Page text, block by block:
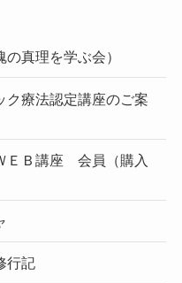
真理を学ぶ会）
ク療法認定講座のご案
ＥＢ講座 会員（購入
行記